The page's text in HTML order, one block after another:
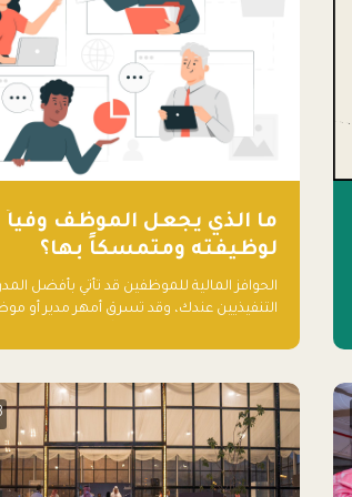
ما الذي يجعل الموظف وفياً
لوظيفته ومتمسكاً بها؟
الحوافز المالية للموظفين قد تأتي بأفضل
التنفيذيين عندك، وقد تسرق أمهر مدير أو
بها؟